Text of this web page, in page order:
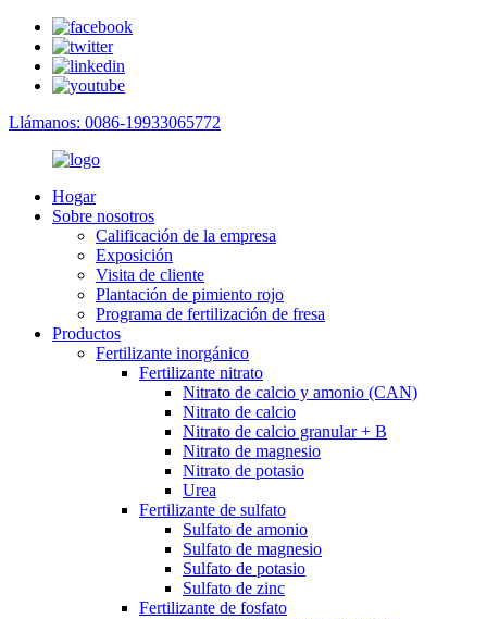
Llámanos: 0086-19933065772
Hogar
Sobre nosotros
Calificación de la empresa
Exposición
Visita de cliente
Plantación de pimiento rojo
Programa de fertilización de fresa
Productos
Fertilizante inorgánico
Fertilizante nitrato
Nitrato de calcio y amonio (CAN)
Nitrato de calcio
Nitrato de calcio granular + B
Nitrato de magnesio
Nitrato de potasio
Urea
Fertilizante de sulfato
Sulfato de amonio
Sulfato de magnesio
Sulfato de potasio
Sulfato de zinc
Fertilizante de fosfato